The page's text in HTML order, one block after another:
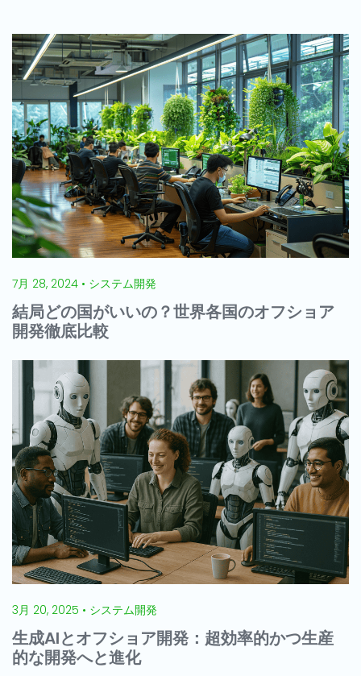
7月 28, 2024 • システム開発
結局どの国がいいの？世界各国のオフショア
開発徹底比較
3月 20, 2025 • システム開発
生成AIとオフショア開発：超効率的かつ生産
的な開発へと進化